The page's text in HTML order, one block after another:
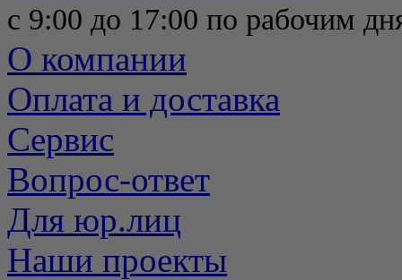
с 9:00 до 17:00 по рабочим
О компании
Оплата и доставка
Сервис
Вопрос-ответ
Для юр.лиц
Наши проекты